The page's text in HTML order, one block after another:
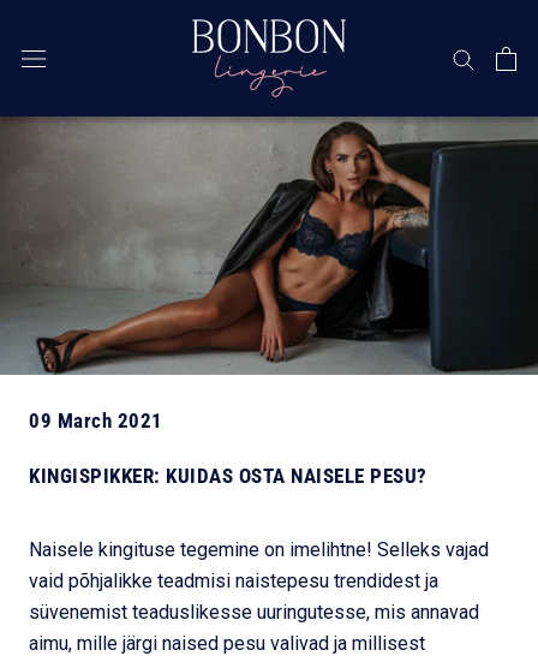
09 March 2021
KINGISPIKKER: KUIDAS OSTA NAISELE PESU?
Naisele kingituse tegemine on imelihtne! Selleks vajad
vaid põhjalikke teadmisi naistepesu trendidest ja
süvenemist teaduslikesse uuringutesse, mis annavad
aimu, mille järgi naised pesu valivad ja millisest